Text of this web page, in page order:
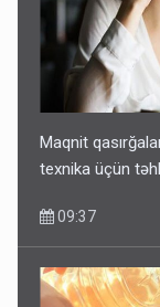
Maqnit
texnika üçün
09:37